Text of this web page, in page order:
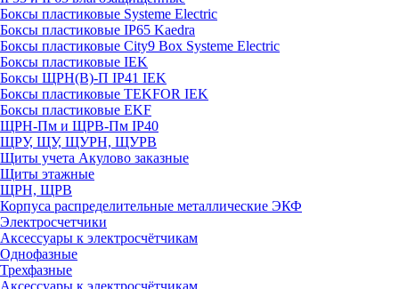
Боксы пластиковые Systeme Electric
Боксы пластиковые IP65 Kaedra
Боксы пластиковые City9 Box Systeme Electric
Боксы пластиковые IEK
Боксы ЩРН(В)-П IP41 IEK
Боксы пластиковые TEKFOR IEK
Боксы пластиковые EKF
ЩРН-Пм и ЩРВ-Пм IP40
ЩРУ, ЩУ, ЩУРН, ЩУРВ
Щиты учета Акулово заказные
Щиты этажные
ЩРН, ЩРВ
Корпуса распределительные металлические ЭКФ
Электросчетчики
Аксессуары к электросчётчикам
Однофазные
Трехфазные
Аксессуары к электросчётчикам